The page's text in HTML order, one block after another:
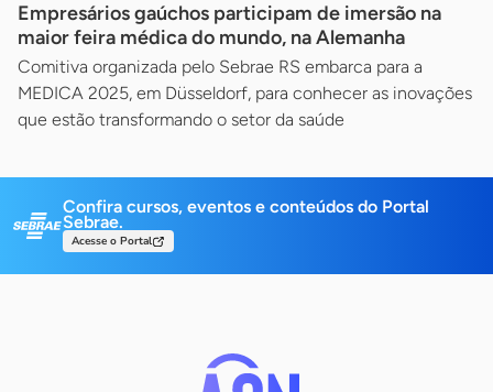
Empresários gaúchos participam de imersão na
maior feira médica do mundo, na Alemanha
Comitiva organizada pelo Sebrae RS embarca para a
MEDICA 2025, em Düsseldorf, para conhecer as inovações
que estão transformando o setor da saúde
Confira cursos, eventos e conteúdos do Portal
Sebrae.
Acesse o Portal